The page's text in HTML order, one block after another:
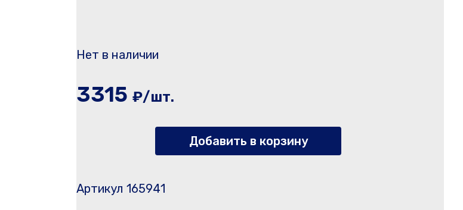
Нет в наличии
3315 ₽/шт.
Добавить в корзину
Артикул 165941